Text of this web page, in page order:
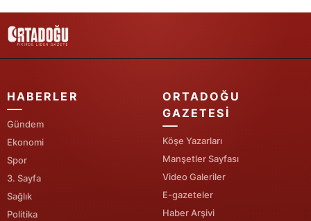
Sivas
Tekirdağ
Trabzon
Tunceli
HABERLER
Gündem
Ekonomi
Spor
3. Sayfa
Sağlık
Politika
ORTADOĞU
GAZETESI
Köşe Yazarları
Manşetler Sayfası
Video Galeriler
E-gazeteler
Haber Arşivi